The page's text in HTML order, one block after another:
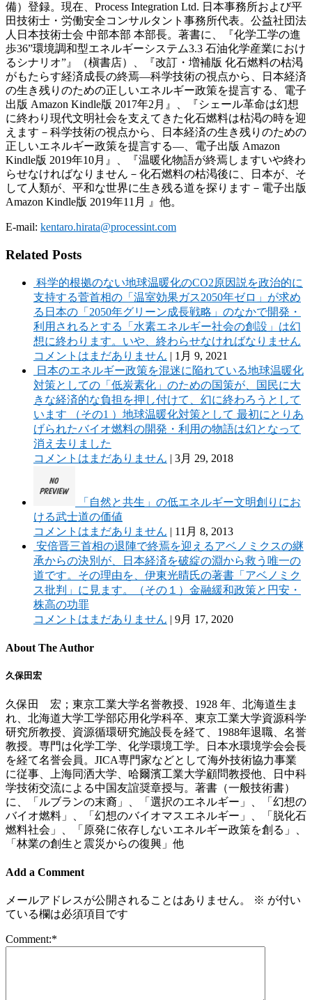
備）登録。現在、Process Integration Ltd. 日本事務所および平
田技術士・労働安全コンサルタント事務所代表。公益社団法
人日本技術士会 中部本部 本部長。著書に、『化学工学の進
歩36”環境調和型エネルギーシステム3.3 石油化学産業におけ
るシナリオ”』（槇書店）、『改訂・増補版 化石燃料の枯渇
がもたらす経済成長の終焉—科学技術の視点から、日本経済
の生き残りのための正しいエネルギー政策を提言する、電子
出版 Amazon Kindle版 2017年2月』、『シェール革命は幻想
に終わり現代文明社会を支えてきた化石燃料は枯渇の時を迎
えます－科学技術の視点から、日本経済の生き残りのための
正しいエネルギー政策を提言する―、電子出版 Amazon
Kindle版 2019年10月』、『温暖化物語が終焉しますいや終わ
らせなければなりません－化石燃料の枯渇後に、日本が、そ
して人類が、平和な世界に生き残る道を探ります－電子出版
Amazon Kindle版 2019年11月 』他。
E-mail: kentaro.hirata@processint.com
Related Posts
科学的根拠のない地球温暖化のCO2原因説を政治的に
支持する菅首相の「温室効果ガス2050年ゼロ」が求め
る日本の「2050年グリーン成長戦略」のなかで開発・
利用されるとする「水素エネルギー社会の創設」は幻
想に終わります。いや、終わらせなければなりません
コメントはまだありません | 1月 9, 2021
日本のエネルギー政策を混迷に陥れている地球温暖化
対策としての「低炭素化」のための国策が、国民に大
きな経済的な負担を押し付けて、幻に終わろうとして
います （その1 ）地球温暖化対策として 最初にとりあ
げられたバイオ燃料の開発・利用の物語は幻となって
消え去りました
コメントはまだありません | 3月 29, 2018
「自然と共生」の低エネルギー文明創りにお
ける武士道の価値
コメントはまだありません | 11月 8, 2013
安倍晋三首相の退陣で終焉を迎えるアベノミクスの継
承からの決別が、日本経済を破綻の淵から救う唯一の
道です。その理由を、伊東光晴氏の著書「アベノミク
ス批判」に見ます。（その１）金融緩和政策と円安・
株高の功罪
コメントはまだありません | 9月 17, 2020
About The Author
久保田宏
久保田 宏；東京工業大学名誉教授、1928 年、北海道生ま
れ、北海道大学工学部応用化学科卒、東京工業大学資源科学
研究所教授、資源循環研究施設長を経て、1988年退職、名誉
教授。専門は化学工学、化学環境工学。日本水環境学会会長
を経て名誉会員。JICA専門家などとして海外技術協力事業
に従事、上海同洒大学、哈爾濱工業大学顧問教授他、日中科
学技術交流による中国友誼奨章授与。著書（一般技術書）
に、「ルブランの末裔」、「選択のエネルギー」、「幻想の
バイオ燃料」、「幻想のバイオマスエネルギー」、「脱化石
燃料社会」、「原発に依存しないエネルギー政策を創る」、
「林業の創生と震災からの復興」他
Add a Comment
メールアドレスが公開されることはありません。 ※ が付い
ている欄は必須項目です
Comment:*